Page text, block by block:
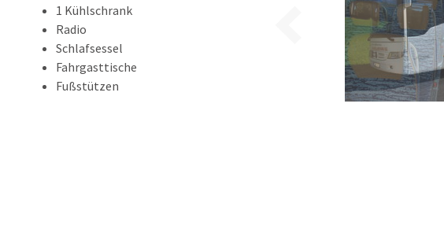
1 Kühlschrank
Radio
Schlafsessel
Fahrgasttische
Fußstützen